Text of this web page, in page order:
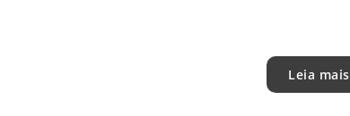
Leia mais